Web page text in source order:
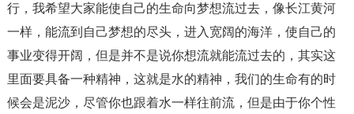
行，我希望大家能使自己的生命向梦想流过去，像长江黄河
一样，能流到自己梦想的尽头，进入宽阔的海洋，使自己的
事业变得开阔，但是并不是说你想流就能流过去的，其实这
里面要具备一种精神，这就是水的精神，我们的生命有的时
候会是泥沙，尽管你也跟着水一样往前流，但是由于你个性